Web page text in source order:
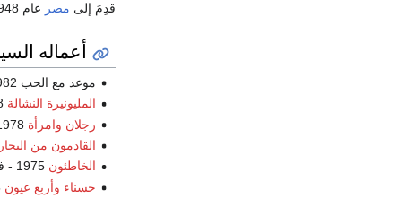
قدِمَ إلى مصر عام 1948 واستقرَّ بها حتى عام 1964، ومن الأفلام التي كتبها وأخرجها:
أعماله
موعد مع الحب 1982 - فيلم
المليونيرة النشالة
رجلان وامرأة
القادمون من البحار
الخاطئون 1975 - فيلم
حسناء وأربع عيون 1975 - فيلم